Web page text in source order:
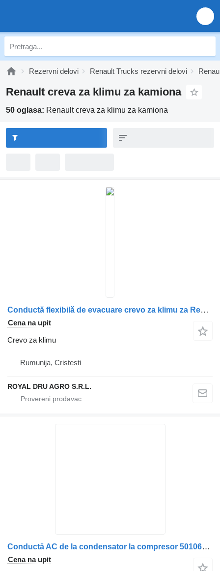
Rezervni delovi Renault Trucks rezervni delovi
Renault creva za klimu za kamiona
50 oglasa: Renault creva za klimu za kamiona
Conductă flexibilă de evacuare crevo za klimu za Renault 7421497416/7401626097/7420455908 kamiona
Cena na upit
Crevo za klimu
Rumunija, Cristesti
ROYAL DRU AGRO S.R.L.
Conductă AC de la condensator la compresor 5010628699 crevo za klimu za Renault kamiona
Cena na upit